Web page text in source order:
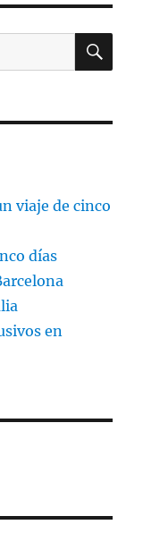
viaje de cinco
días
en